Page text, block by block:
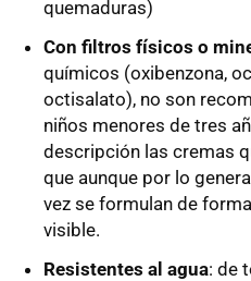
quemaduras)
Con filtros físicos o
químicos (oxibenzona,
octisalato), no son
niños menores de tres
descripción las cremas
que aunque por lo
vez se formulan de
visible.
Resistentes al agua: de